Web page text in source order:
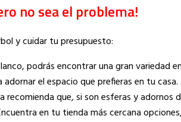
no sea el problema!
y cuidar tu presupuesto:
podrás encontrar una gran variedad
el espacio que prefieras en tu casa.
que, si son esferas y adornos
en tu tienda más cercana